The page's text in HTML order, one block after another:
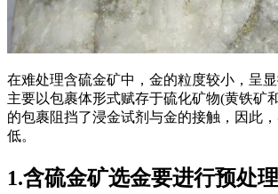
在难处理含硫金矿中，金的粒度较小，呈显
主要以包裹体形式赋存于硫化矿物(黄铁矿
的包裹阻挡了浸金试剂与金的接触，因此
低。
1.含硫金矿选金要进行预处理